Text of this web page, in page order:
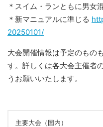
＊スイム・ランともに男女
＊新マニュアルに準じる
20250101/
大会開催情報は予定のもの
す。詳しくは各大会主催者
うお願いいたします。
主要大会（国内）